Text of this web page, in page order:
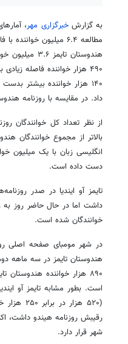
به گزارشخبرگزاری مهر
مطالعه ۶.۴ میلیون
۴۹۰ هزار خواننده فاصله
داد. در مقایسه با روزنامه
بالاتر از مجموع خوانندگان
دست داده است.
تایمز آو ایندیا در صدر
داشت اما در حال حاضر روز به
خوانندگان شده است.
۸۹۰ هزار خواننده
است. بطور مشابه تایمز آو
(۵۲۰
شهر قرار دارد.